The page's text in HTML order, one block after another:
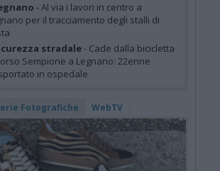
- Al via i lavori in centro a
per il tracciamento degli stalli di
stradale- Cade dalla bicicletta
Sempione a Legnano: 22enne
in ospedale
Fotografiche WebTV